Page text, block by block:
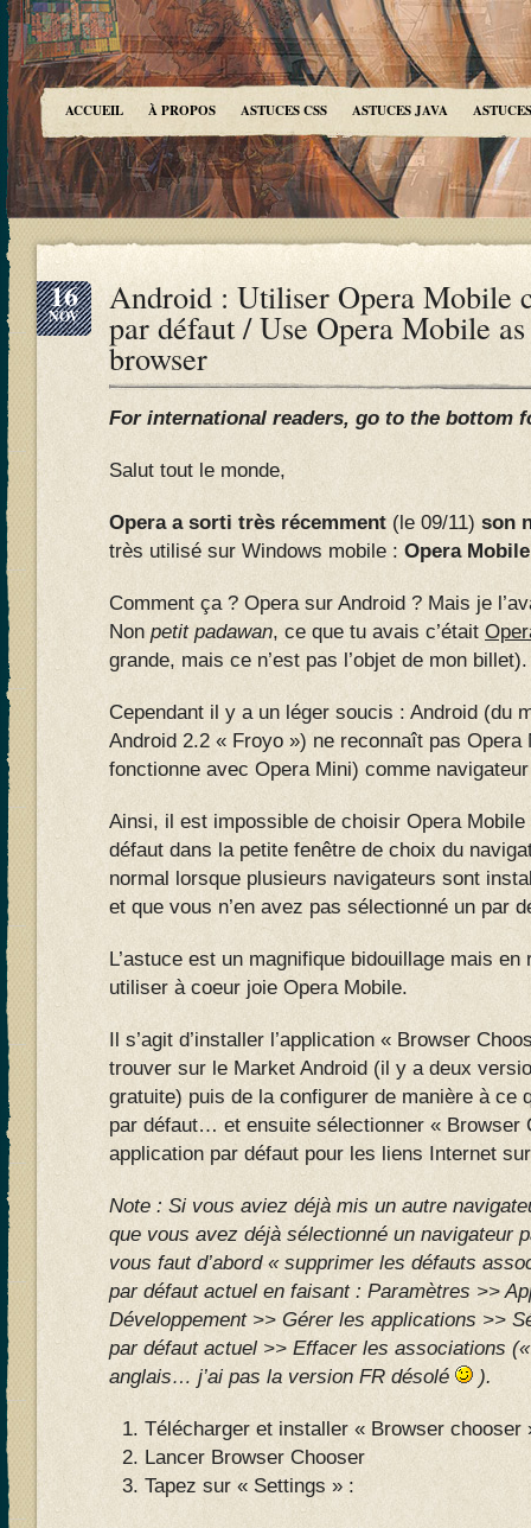
ACCUEIL À PROPOS ASTUCES CSS ASTUCES JAVA
16
NOV Android : Utiliser Opera Mobile
par défaut / Use Opera Mobile
browser
For international readers, go to the bottom
Salut tout le monde,
Opera a sorti très récemment (le 09/11) son
très utilisé sur Windows mobile : Opera
Comment ça ? Opera sur Android ? Mais je
Non petit padawan, ce que tu avais c’était
grande, mais ce n’est pas l’objet de mon billet).
Cependant il y a un léger soucis : Android (du
Android 2.2 « Froyo ») ne reconnaît pas Opera
fonctionne avec Opera Mini) comme
Ainsi, il est impossible de choisir Opera
défaut dans la petite fenêtre de choix du
normal lorsque plusieurs navigateurs sont
et que vous n’en avez pas sélectionné un par
L’astuce est un magnifique bidouillage mais
utiliser à coeur joie Opera Mobile.
Il s’agit d’installer l’application « Browser
trouver sur le Market Android (il y a deux
gratuite) puis de la configurer de manière à ce
par défaut… et ensuite sélectionner « Browser
application par défaut pour les liens Internet
Note : Si vous aviez déjà mis un autre
que vous avez déjà sélectionné un navigateur
vous faut d’abord « supprimer les défauts
par défaut actuel en faisant : Paramètres >>
Développement >> Gérer les applications >>
par défaut actuel >> Effacer les associations
anglais… j’ai pas la version FR désolé
).
Télécharger et installer « Browser chooser
Lancer Browser Chooser
Tapez sur « Settings » :